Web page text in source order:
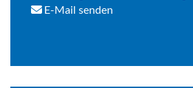
E-Mail senden